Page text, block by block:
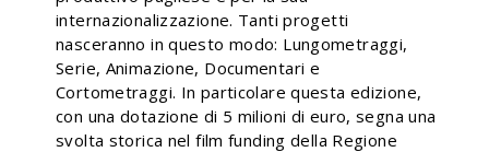
internazionalizzazione. Tanti progetti
nasceranno in questo modo: Lungometraggi,
Serie, Animazione, Documentari e
Cortometraggi. In particolare questa edizione,
con una dotazione di 5 milioni di euro, segna una
svolta storica nel film funding della Regione